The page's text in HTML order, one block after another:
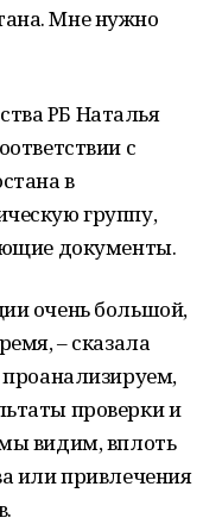
Мне нужно
РБ Наталья
с
в
группу,
документы.
очень большой,
– сказала
проверки и
видим, вплоть
или привлечения